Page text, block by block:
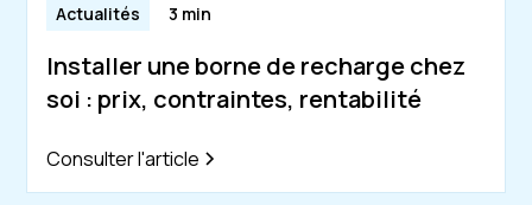
Actualités 3 min
Installer une borne de recharge chez
soi : prix, contraintes, rentabilité
Consulter l'article